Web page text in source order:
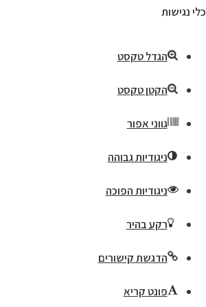
כלי נגישות
הגדל טקסט
הקטן טקסט
גווני אפור
ניגודיות גבוהה
ניגודיות הפוכה
רקע בהיר
הדגשת קישורים
פונט קריא